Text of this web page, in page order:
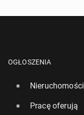
OGŁOSZENIA
Nieruchomości
Pracę oferują